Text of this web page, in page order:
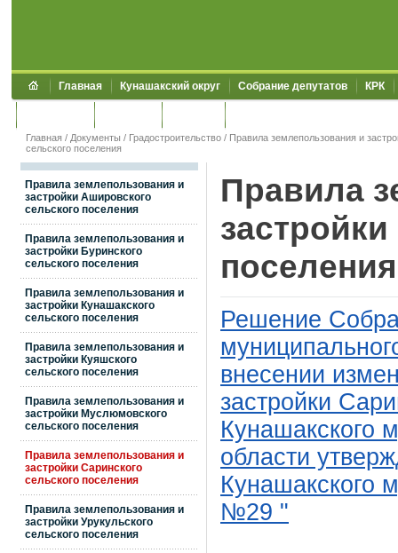
Главная Кунашакский округ Собрание депутатов КРК
Главная / Документы / Градостроительство / Правила землепользования и
сельского поселения
Правила землепользования и
застройки Ашировского
сельского поселения
Правила землепользования и
застройки Буринского
сельского поселения
Правила землепользования и
застройки Кунашакского
сельского поселения
Правила землепользования и
застройки Куяшского
сельского поселения
Правила землепользования и
застройки Муслюмовского
сельского поселения
Правила землепользования и
застройки Саринского
сельского поселения
Правила землепользования и
застройки Урукульского
сельского поселения
Правила
поселения
Решение
внесении
застройки
Кунашакского
области
Кунашакского
№29 "